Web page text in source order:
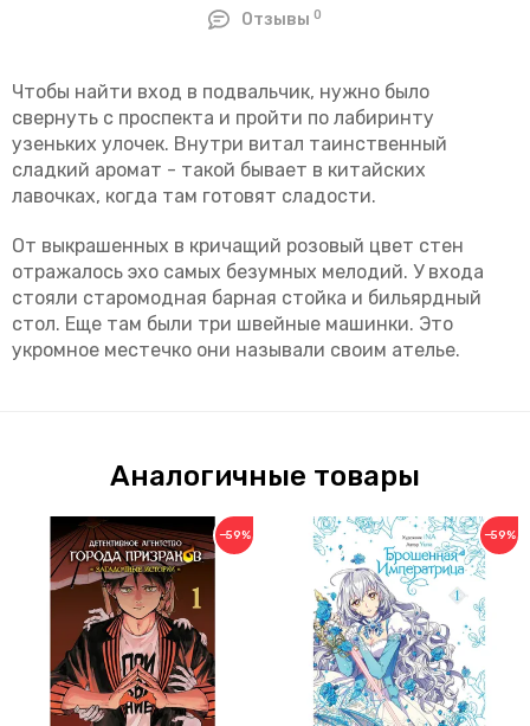
Отзывы0
Чтобы найти вход в подвальчик, нужно было
свернуть с проспекта и пройти по лабиринту
узеньких улочек. Внутри витал таинственный
сладкий аромат - такой бывает в китайских
лавочках, когда там готовят сладости.
От выкрашенных в кричащий розовый цвет стен
отражалось эхо самых безумных мелодий. У входа
стояли старомодная барная стойка и бильярдный
стол. Еще там были три швейные машинки. Это
укромное местечко они называли своим ателье.
Аналогичные товары
−59% −59%